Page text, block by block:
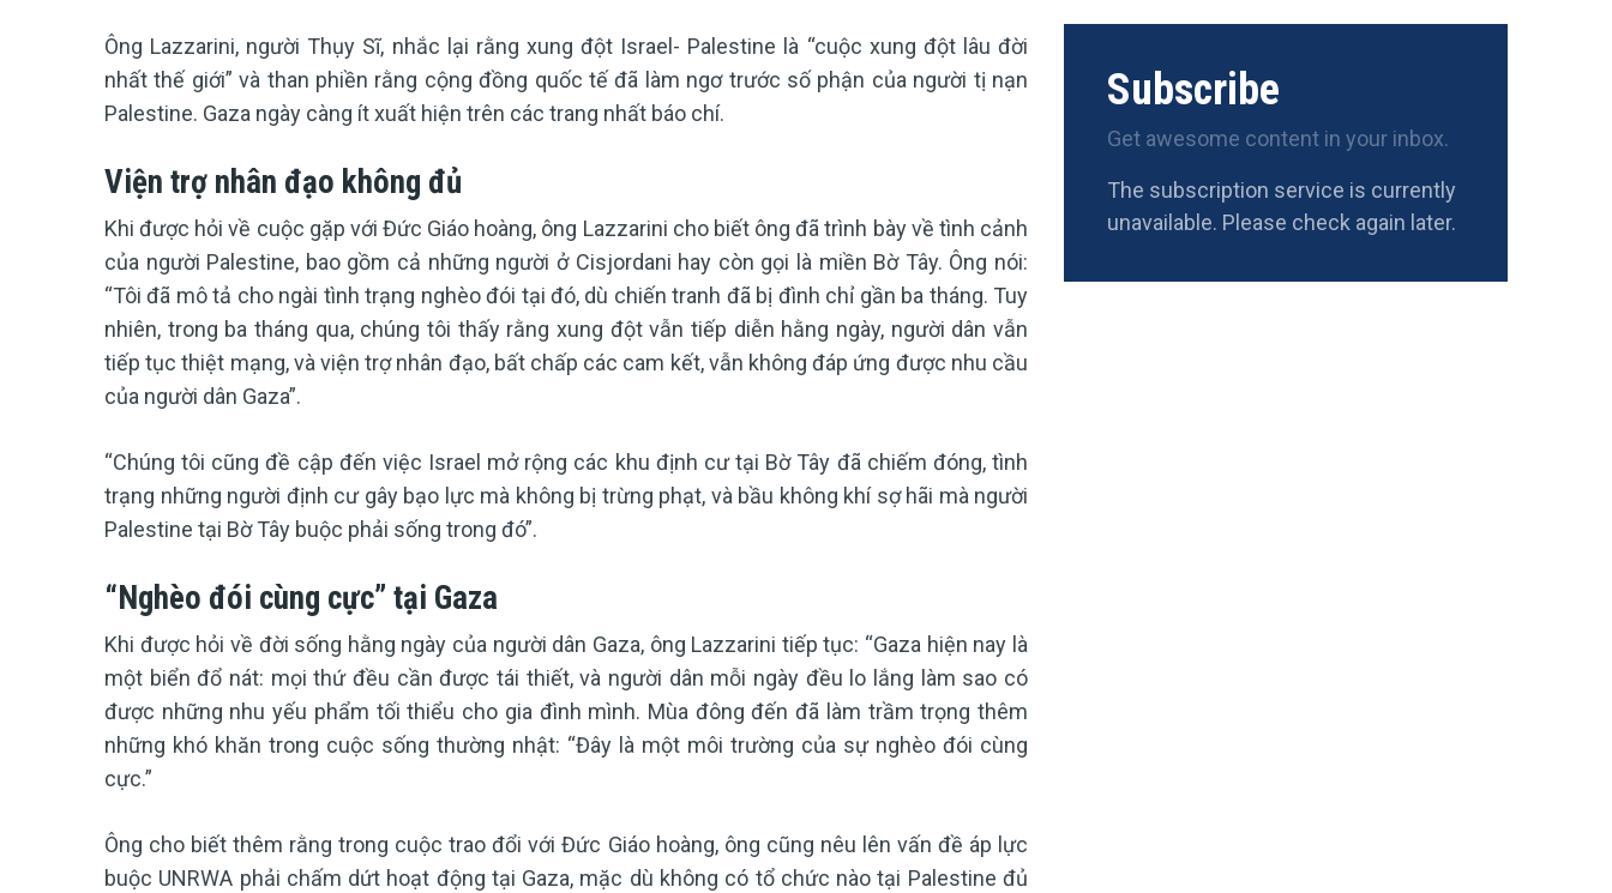
Ông Lazzarini, người Thụy Sĩ, nhắc lại rằng xung đột Israel- Palestine là “cuộc xung đột lâu đời
nhất thế giới” và than phiền rằng cộng đồng quốc tế đã làm ngơ trước số phận của người tị nạn
Palestine. Gaza ngày càng ít xuất hiện trên các trang nhất báo chí.
Viện trợ nhân đạo không đủ
Khi được hỏi về cuộc gặp với Đức Giáo hoàng, ông Lazzarini cho biết ông đã trình bày về tình cảnh
của người Palestine, bao gồm cả những người ở Cisjordani hay còn gọi là miền Bờ Tây. Ông nói:
“Tôi đã mô tả cho ngài tình trạng nghèo đói tại đó, dù chiến tranh đã bị đình chỉ gần ba tháng. Tuy
nhiên, trong ba tháng qua, chúng tôi thấy rằng xung đột vẫn tiếp diễn hằng ngày, người dân vẫn
tiếp tục thiệt mạng, và viện trợ nhân đạo, bất chấp các cam kết, vẫn không đáp ứng được nhu cầu
của người dân Gaza”.
“Chúng tôi cũng đề cập đến việc Israel mở rộng các khu định cư tại Bờ Tây đã chiếm đóng, tình
trạng những người định cư gây bạo lực mà không bị trừng phạt, và bầu không khí sợ hãi mà người
Palestine tại Bờ Tây buộc phải sống trong đó”.
“Nghèo đói cùng cực” tại Gaza
Khi được hỏi về đời sống hằng ngày của người dân Gaza, ông Lazzarini tiếp tục: “Gaza hiện nay là
một biển đổ nát: mọi thứ đều cần được tái thiết, và người dân mỗi ngày đều lo lắng làm sao có
được những nhu yếu phẩm tối thiểu cho gia đình mình. Mùa đông đến đã làm trầm trọng thêm
những khó khăn trong cuộc sống thường nhật: “Đây là một môi trường của sự nghèo đói cùng
cực.”
Ông cho biết thêm rằng trong cuộc trao đổi với Đức Giáo hoàng, ông cũng nêu lên vấn đề áp lực
buộc UNRWA phải chấm dứt hoạt động tại Gaza, mặc dù không có tổ chức nào tại Palestine đủ
Subscribe
Get awesome content in your inbox.
The subscription service is currently
unavailable. Please check again later.